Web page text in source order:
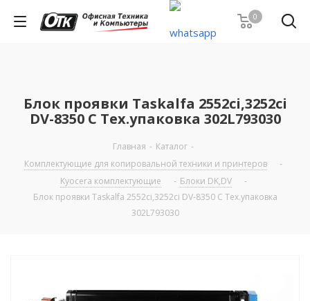
0
Блок проявки Taskalfa 2552ci,3252ci
DV-8350 C Тех.упаковка 302L793030
Главная - Каталог -
Комплектующие для копировальной техники и принтеров
-
Kyocera комплектующие
- Блоки DK,DV
-
Блок проявки Taskalfa 2552ci,3252ci DV-8350 C Тех.упаковка
302L793030